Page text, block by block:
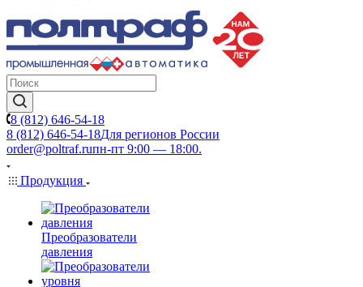
8 (812) 646-54-18
8 (812) 646-54-18Для регионов России
order@poltraf.ruпн-пт 9:00 — 18:00.
Продукция
Преобразователи
давления